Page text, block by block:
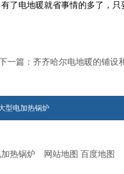
了电地暖就省事情的多了，
一篇： 齐齐哈尔电地暖的铺设
型电加热锅炉
加热锅炉
网站地图 百度地图